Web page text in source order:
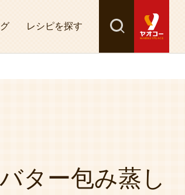
レシピを探す 検索
探す
ター包み蒸し